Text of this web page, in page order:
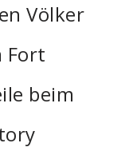
Völker
Fort
beim